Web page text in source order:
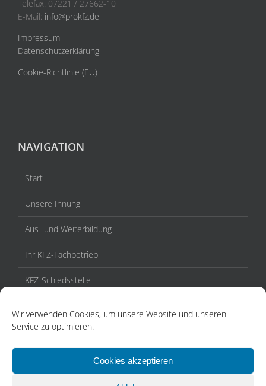
Wir verwenden Cookies, um unsere Website und unseren
Service zu optimieren.
Cookies akzeptieren
Telefax: 07221 / 27662-10
E-Mail: info@prokfz.de
Impressum
Datenschutzerklärung
Cookie-Richtlinie (EU)
NAVIGATION
Start
Unsere Innung
Aus- und Weiterbildung
Ihr KFZ-Fachbetrieb
KFZ-Schiedsstelle
Aktuelles